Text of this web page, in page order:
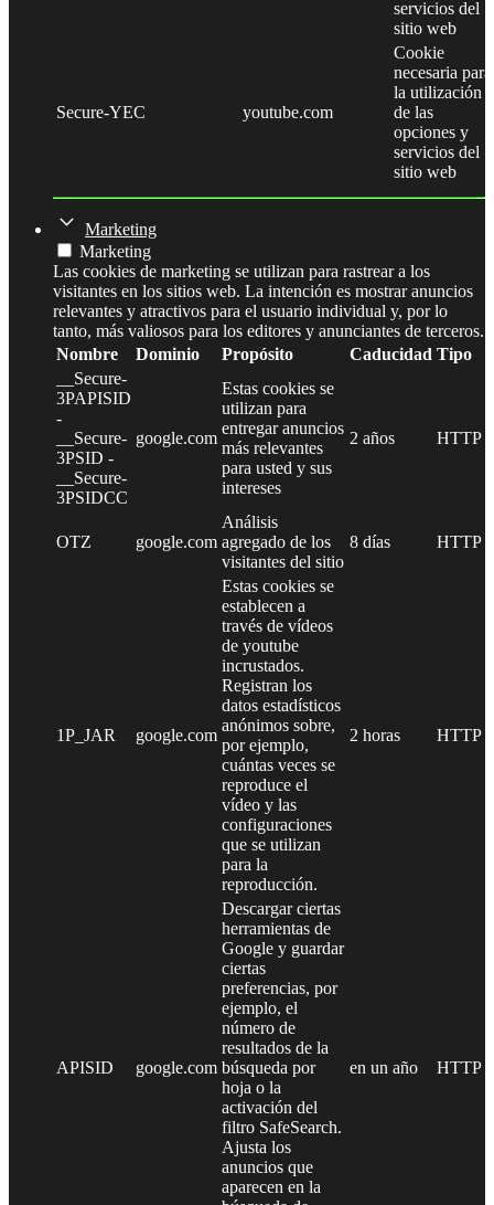
servicios del
sitio web
Secure-YEC youtube.com
Cookie
necesaria para
la utilización
de las
opciones y
servicios del
sitio web
Marketing
Marketing
Las cookies de marketing se utilizan para rastrear a los
visitantes en los sitios web. La intención es mostrar anuncios
relevantes y atractivos para el usuario individual y, por lo
tanto, más valiosos para los editores y anunciantes de terceros.
Nombre
Dominio Propósito Caducidad Tipo
__Secure-
3PAPISID
-
__Secure-
3PSID -
__Secure-
3PSIDCC
google.com
Estas cookies se
utilizan para
entregar anuncios
más relevantes
para usted y sus
intereses
2 años HTTP
OTZ google.com
Análisis
agregado de los
visitantes del sitio
8 días HTTP
1P_JAR google.com
Estas cookies se
establecen a
través de vídeos
de youtube
incrustados.
Registran los
datos estadísticos
anónimos sobre,
por ejemplo,
cuántas veces se
reproduce el
vídeo y las
configuraciones
que se utilizan
para la
reproducción.
2 horas HTTP
APISID google.com
Descargar ciertas
herramientas de
Google y guardar
ciertas
preferencias, por
ejemplo, el
número de
resultados de la
búsqueda por
hoja o la
activación del
filtro SafeSearch.
Ajusta los
anuncios que
aparecen en la
en un año HTTP